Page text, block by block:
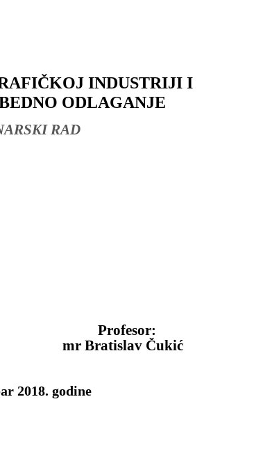
GRAFIČKOJ
ODLAGANJE
RAD
Profesor:
Bratislav Čukić
2018. godine